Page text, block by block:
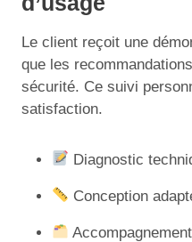
Le client reçoit une
que les
sécurité. Ce suivi
satisfaction.
Diagnostic
Conception